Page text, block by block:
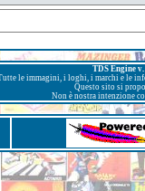
TDS Engine
le immagini, i loghi, i marchi e le
Questo sito si
Non è nostra intenzione